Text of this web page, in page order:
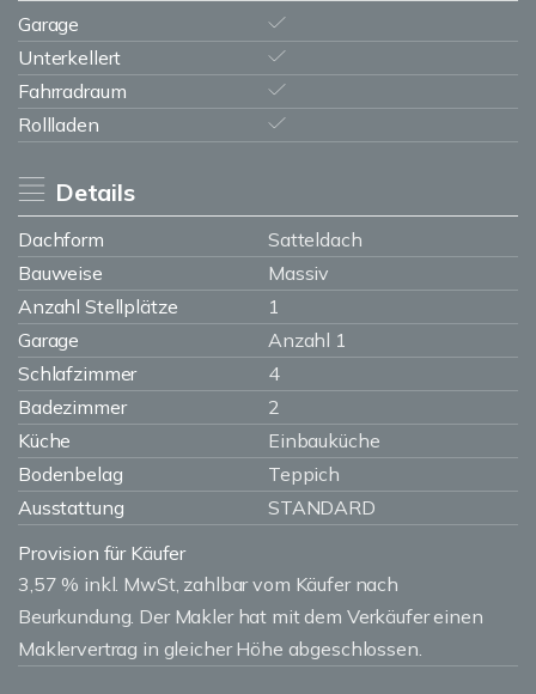
Garage
Unterkellert
Fahrradraum
Rollladen
Details
Dachform
Satteldach
Bauweise
Massiv
Anzahl Stellplätze
1
Garage
Anzahl 1
Schlafzimmer
4
Badezimmer
2
Küche
Einbauküche
Bodenbelag
Teppich
Ausstattung
STANDARD
Provision für Käufer
3,57 % inkl. MwSt, zahlbar vom Käufer nach
Beurkundung. Der Makler hat mit dem Verkäufer einen
Maklervertrag in gleicher Höhe abgeschlossen.